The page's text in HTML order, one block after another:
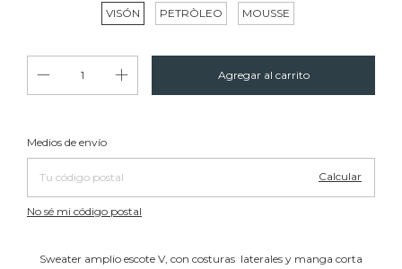
VISÓN
PETRÒLEO MOUSSE
Entregas para el CP:
Medios de envío
Calcular
No sé mi código postal
Sweater amplio escote V, con costuras laterales y manga corta